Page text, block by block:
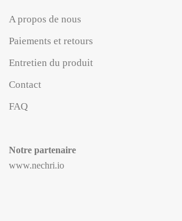
A propos de nous
Paiements et retours
Entretien du produit
Contact
FAQ
Notre partenaire
www.nechri.io